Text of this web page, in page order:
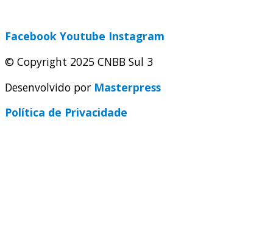
Facebook Youtube Instagram
© Copyright 2025 CNBB Sul 3
Desenvolvido por Masterpress
Política de Privacidade